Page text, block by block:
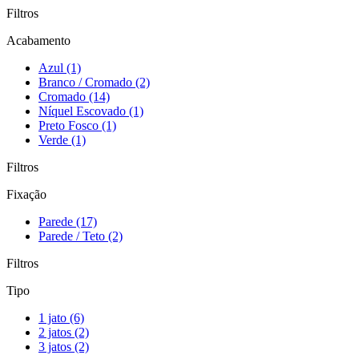
Filtros
Acabamento
Azul (1)
Branco / Cromado (2)
Cromado (14)
Níquel Escovado (1)
Preto Fosco (1)
Verde (1)
Filtros
Fixação
Parede (17)
Parede / Teto (2)
Filtros
Tipo
1 jato (6)
2 jatos (2)
3 jatos (2)